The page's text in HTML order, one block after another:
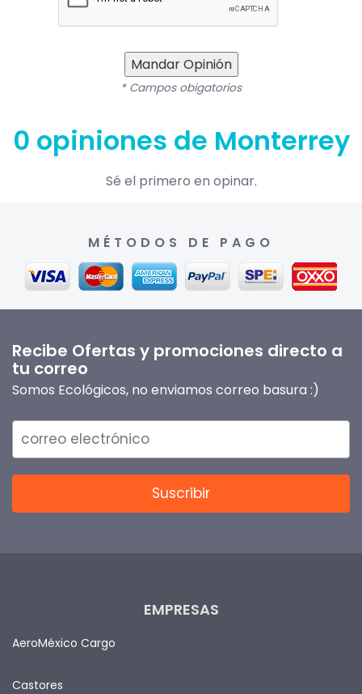
Mandar Opinión
* Campos obigatorios
0 opiniones de Monterrey
Sé el primero en opinar.
MÉTODOS DE PAGO
Recibe Ofertas y promociones directo a
tu correo
Somos Ecológicos, no enviamos correo basura :)
EMPRESAS
AeroMéxico Cargo
Castores